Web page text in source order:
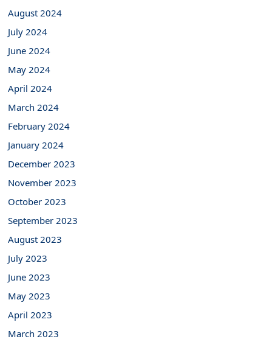
August 2024
July 2024
June 2024
May 2024
April 2024
March 2024
February 2024
January 2024
December 2023
November 2023
October 2023
September 2023
August 2023
July 2023
June 2023
May 2023
April 2023
March 2023